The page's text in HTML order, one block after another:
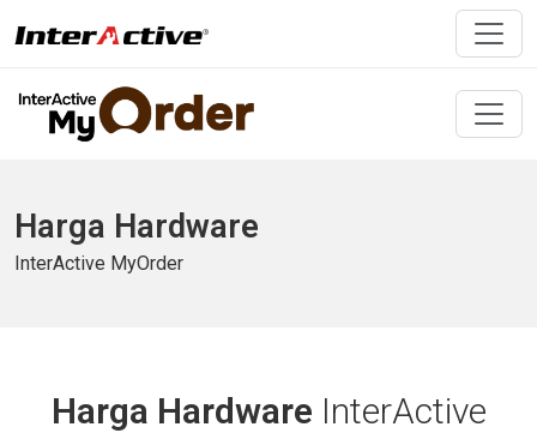
Harga Hardware
InterActive MyOrder
Harga Hardware InterActive